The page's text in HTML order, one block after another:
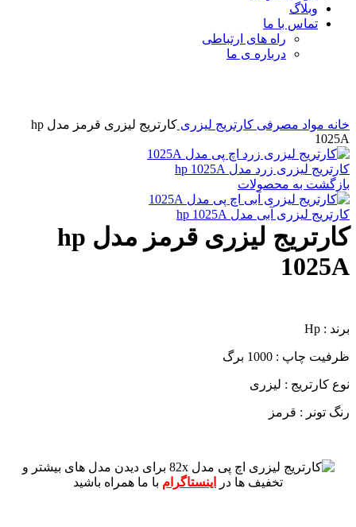
وبلاگ
تماس با ما
راه های ارتباطی
درباره ی ما
خانه مواد مصرفی کارتریج لیزری
کارتریج لیزری قرمز مدل hp
1025A
کارتریج لیزری زرد مدل hp 1025A
بازگشت به محصولات
کارتریج لیزری آبی مدل hp 1025A
کارتریج لیزری قرمز مدل hp
1025A
برند : Hp
ظرفیت چاپ : 1000 برگ
نوع کارتریج : لیزری
رنگ تونر : قرمز
برای دیدن مدل های بیشتر و
تخفیف ها در
اینستاگرام با ما همراه باشید